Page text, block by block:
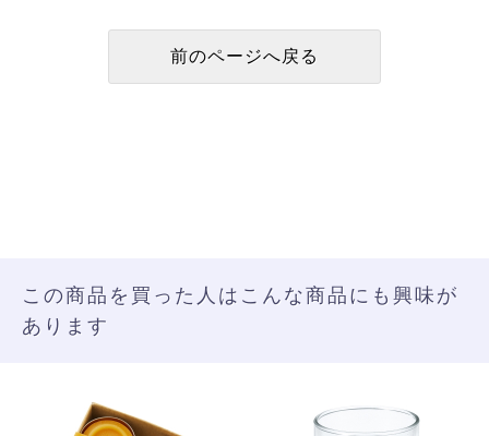
この商品を買った人はこんな商品にも興味が
あります